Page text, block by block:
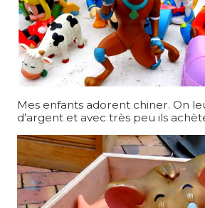
Mes enfants adorent chiner. On
d’argent et avec très peu ils